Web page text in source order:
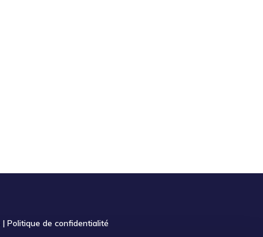
| Politique de confidentialité